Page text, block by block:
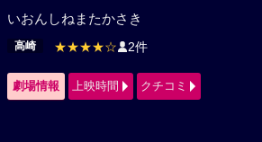
いおんしねまたかさき
高崎 ★★★★☆ 2件
劇場情報 上映時間 クチコミ